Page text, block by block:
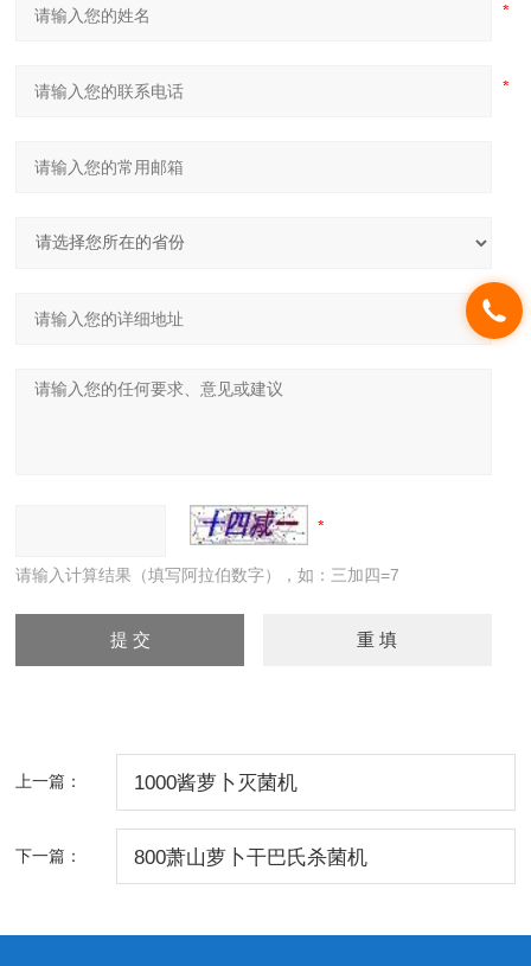
请输入计算结果（填写阿拉伯数字），如：三加四=7
上一篇： 1000酱萝卜灭菌机
下一篇： 800萧山萝卜干巴氏杀菌机